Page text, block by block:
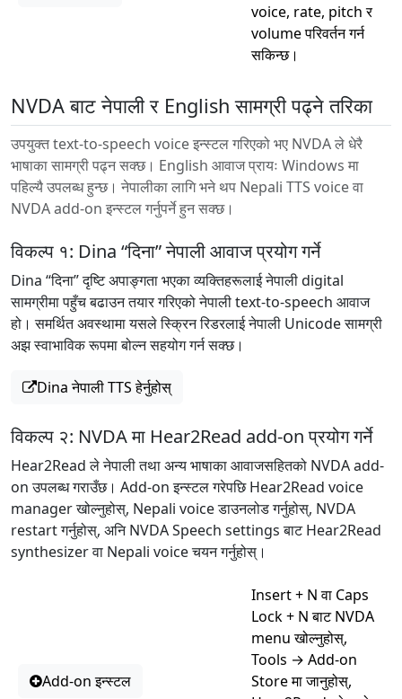
voice, rate, pitch र
volume परिवर्तन गर्न
सकिन्छ।
NVDA बाट नेपाली र English सामग्री पढ्ने तरिका
उपयुक्त text-to-speech voice इन्स्टल गरिएको भए NVDA ले धेरै
भाषाका सामग्री पढ्न सक्छ। English आवाज प्रायः Windows मा
पहिल्यै उपलब्ध हुन्छ। नेपालीका लागि भने थप Nepali TTS voice वा
NVDA add-on इन्स्टल गर्नुपर्ने हुन सक्छ।
विकल्प १: Dina “दिना” नेपाली आवाज प्रयोग गर्ने
Dina “दिना” दृष्टि अपाङ्गता भएका व्यक्तिहरूलाई नेपाली digital
सामग्रीमा पहुँच बढाउन तयार गरिएको नेपाली text-to-speech आवाज
हो। समर्थित अवस्थामा यसले स्क्रिन रिडरलाई नेपाली Unicode सामग्री
अझ स्वाभाविक रूपमा बोल्न सहयोग गर्न सक्छ।
Dina नेपाली TTS हेर्नुहोस्
विकल्प २: NVDA मा Hear2Read add-on प्रयोग गर्ने
Hear2Read ले नेपाली तथा अन्य भाषाका आवाजसहितको NVDA add-
on उपलब्ध गराउँछ। Add-on इन्स्टल गरेपछि Hear2Read voice
manager खोल्नुहोस्, Nepali voice डाउनलोड गर्नुहोस्, NVDA
restart गर्नुहोस्, अनि NVDA Speech settings बाट Hear2Read
synthesizer वा Nepali voice चयन गर्नुहोस्।
Add-on इन्स्टल
Insert + N वा Caps
Lock + N बाट NVDA
menu खोल्नुहोस्,
Tools → Add-on
Store मा जानुहोस्,